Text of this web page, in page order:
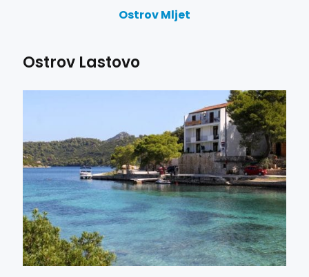
Ostrov Mljet
Ostrov Lastovo